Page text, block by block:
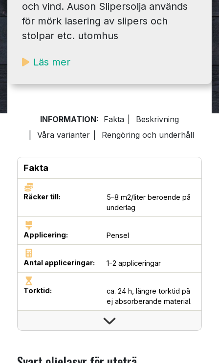
och vind. Auson Slipersolja används
för mörk lasering av slipers och
stolpar etc. utomhus
Läs mer
INFORMATION: Fakta
Beskrivning
Våra varianter Rengöring och underhåll
Fakta
Räcker till:
5–8 m2/liter beroende på
underlag
Applicering: Pensel
Antal appliceringar: 1-2 appliceringar
Torktid:
ca. 24 h, längre torktid på
ej absorberande material.